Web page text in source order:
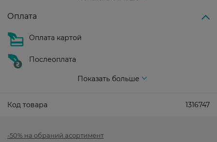
Оплата
Оплата картой
Послеоплата
Показать больше
Код товара 1316747
-50% на обраний асортимент